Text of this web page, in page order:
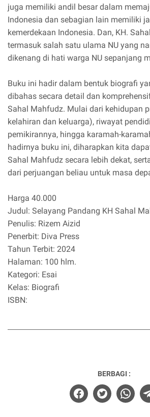
juga memiliki andil besar dalam
Indonesia dan sebagian lain memiliki
kemerdekaan Indonesia. Dan, KH.
termasuk salah satu ulama NU yang
dikenang di hati warga NU sepanjang
Buku ini hadir dalam bentuk biografi
dibahas secara detail dan
Sahal Mahfudz. Mulai dari kehidupan
kelahiran dan keluarga), riwayat
pemikirannya, hingga karamah-
hadirnya buku ini, diharapkan kita
Sahal Mahfudz secara lebih dekat,
dari perjuangan beliau untuk masa
Harga 40.000
Judul: Selayang Pandang KH Sahal
Penulis: Rizem Aizid
Penerbit: Diva Press
Tahun Terbit: 2024
Halaman: 100 hlm.
Kategori: Esai
Kelas: Biografi
ISBN:
BERBAGI :